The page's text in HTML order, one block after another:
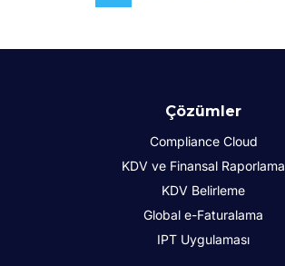
Çözümler
Compliance Cloud
KDV ve Finansal Raporlama
KDV Belirleme
Global e-Faturalama
IPT Uygulaması